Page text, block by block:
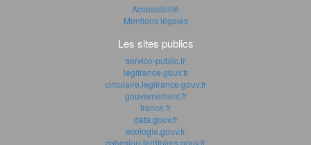
Accessibilité
Mentions légales
Les sites publics
service-public.fr
legifrance.gouv.fr
circulaire.legifrance.gouv.fr
gouvernement.fr
france.fr
data.gouv.fr
ecologie.gouv.fr
cohesion-territoires.gouv.fr